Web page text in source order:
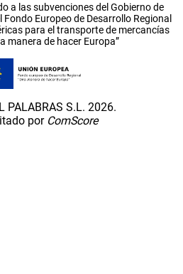
a las subvenciones del Gobierno de
Europeo de Desarrollo Regional
para el transporte de mercancías
manera de hacer Europa”
PALABRAS S.L. 2026.
por ComScore